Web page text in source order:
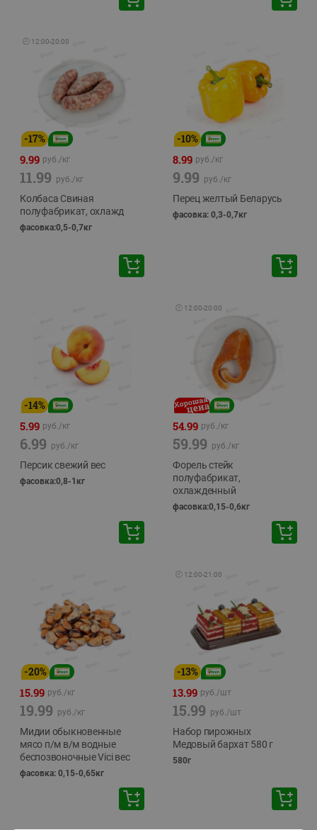
🕘 12:00-20:00
-17%
9.99 руб./кг
11.99 руб./кг
Колбаса Свиная
полуфабрикат, охлажд
фасовка:0,5-0,7кг
-10%
8.99 руб./кг
9.99 руб./кг
Перец желтый Беларусь
фасовка: 0,3-0,7кг
-14%
5.99 руб./кг
6.99 руб./кг
Персик свежий вес
фасовка:0,8-1кг
🕘 12:00-20:00
54.99 руб./кг
59.99 руб./кг
Форель стейк
полуфабрикат,
охлажденный
фасовка:0,15-0,6кг
-20%
15.99 руб./кг
19.99 руб./кг
Мидии обыкновенные
мясо п/м в/м водные
беспозвоночные Vici вес
фасовка: 0,15-0,65кг
🕘 12:00-21:00
-13%
13.99 руб./шт
15.99 руб./шт
Набор пирожных
Медовый бархат 580 г
580г